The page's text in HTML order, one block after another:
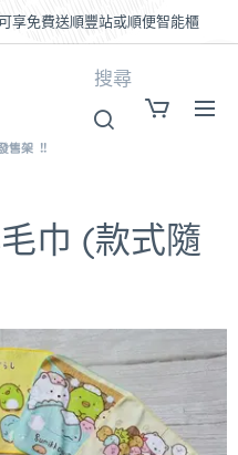
享免費送順豐站或順便智能櫃
售架 !!
搜尋
巾 (款式隨